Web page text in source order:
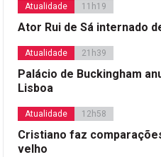
Atualidade 11h19
Ator Rui de Sá internado
Atualidade 21h39
Palácio de Buckingham
Lisboa
Atualidade 12h58
Cristiano faz
velho